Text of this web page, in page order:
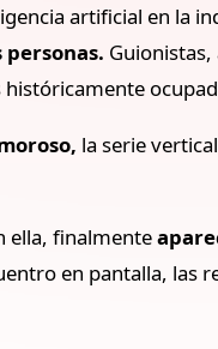
artificial en
la serie
ella, finalmente
en pantalla, las